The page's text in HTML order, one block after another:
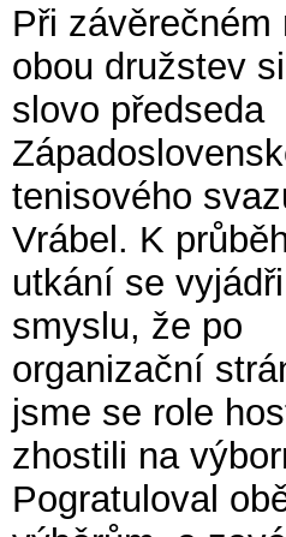
Při závěrečném
obou družstev
slovo předseda
tenisového
Vrábel. K
utkání se
smyslu, že po
organizační
jsme se role
zhostili na
Pogratuloval